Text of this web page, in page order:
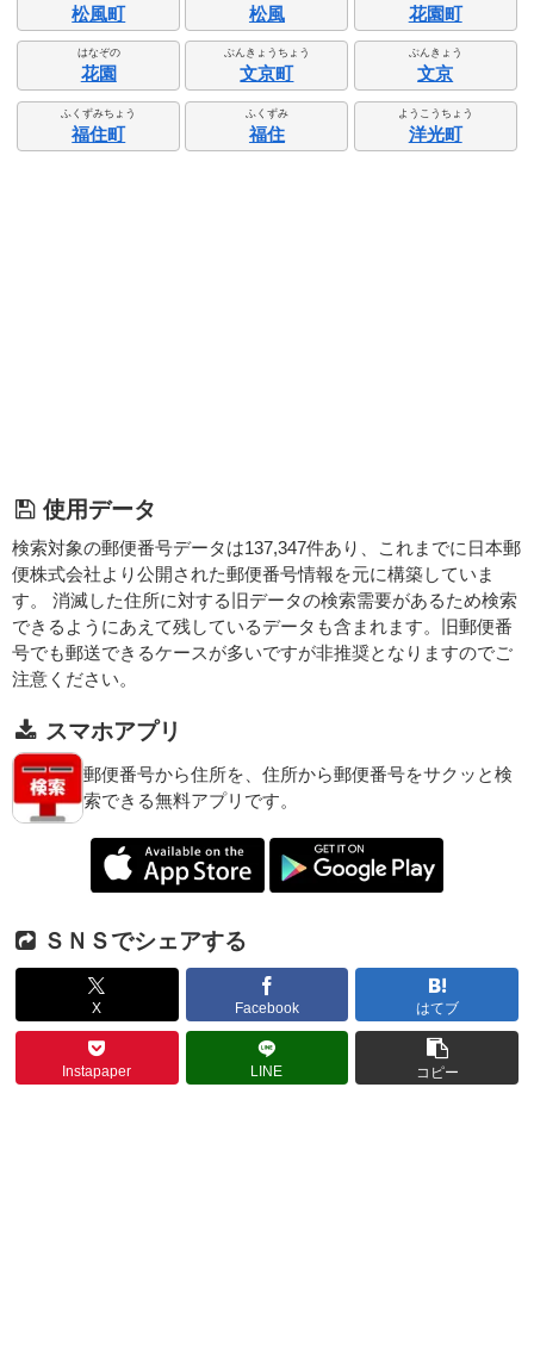
松風町 松風 花園町
はなぞの
花園
ぶんきょうちょう
文京町
ぶんきょう
文京
ふくずみちょう
福住町
ふくずみ
福住
ようこうちょう
洋光町
使用データ
検索対象の郵便番号データは137,347件あり、これまでに日本郵
便株式会社より公開された郵便番号情報を元に構築していま
す。 消滅した住所に対する旧データの検索需要があるため検索
できるようにあえて残しているデータも含まれます。旧郵便番
号でも郵送できるケースが多いですが非推奨となりますのでご
注意ください。
スマホアプリ
郵便番号から住所を、住所から郵便番号をサクッと検
索できる無料アプリです。
ＳＮＳでシェアする
X Facebook はてブ
Instapaper LINE コピー